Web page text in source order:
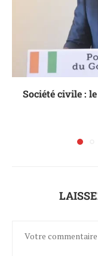
Société civile :